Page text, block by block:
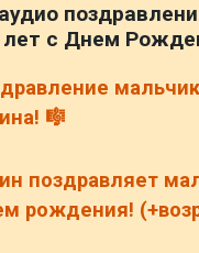
лет с Днем
🎼
поздравляет
рождения!